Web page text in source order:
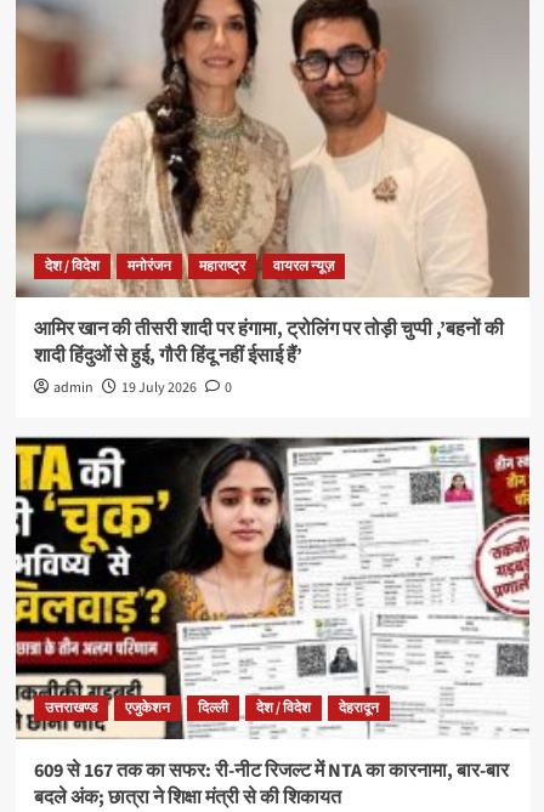
देश / विदेश मनोरंजन महाराष्ट्र वायरल न्यूज़
आमिर खान की तीसरी शादी पर हंगामा, ट्रोलिंग पर तोड़ी चुप्पी ,’बहनों की
शादी हिंदुओं से हुई, गौरी हिंदू नहीं ईसाई हैं’
admin 19 July 2026 0
उत्तराखण्ड एजुकेशन दिल्ली देश / विदेश देहरादून
609 से 167 तक का सफर: री-नीट रिजल्ट में NTA का कारनामा, बार-बार
बदले अंक; छात्रा ने शिक्षा मंत्री से की शिकायत